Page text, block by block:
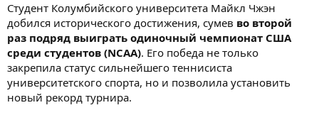
Студент Колумбийского университета Майкл Чжэн
добился исторического достижения, сумев во второй
раз подряд выиграть одиночный чемпионат США
среди студентов (NCAA). Его победа не только
закрепила статус сильнейшего теннисиста
университетского спорта, но и позволила установить
новый рекорд турнира.